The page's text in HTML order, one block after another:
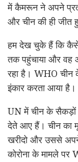
में कैमरून ने अपने
और चीन की ही जीत
हम देख चुके हैं कि कैसे
तक पहुंचाया और वह
रहा है। WHO चीन
इंकार करता आया है।
UN में चीन के सैकड़ों
देते आए हैं। चीन का
खरीदो और उससे
कोरोना के मामले पर